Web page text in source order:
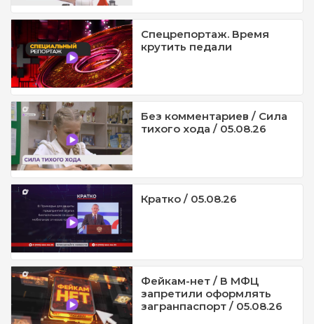
Спецрепортаж. Время
крутить педали
Без комментариев / Сила
тихого хода / 05.08.26
Кратко / 05.08.26
Фейкам-нет / В МФЦ
запретили оформлять
загранпаспорт / 05.08.26